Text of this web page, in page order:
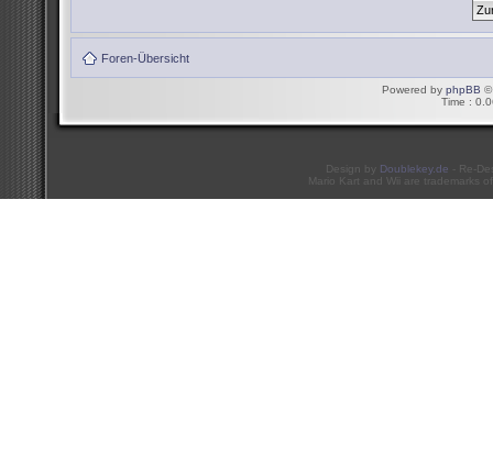
Foren-Übersicht
Powered by phpBB ©
Time :
Design by Doublekey.de - Re-
Mario Kart and Wii are trademarks